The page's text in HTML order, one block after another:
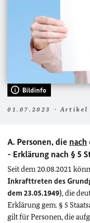
Bildinfo
01.07.2023 - Artikel
A. Personen, die nach
- Erklärung nach § 5
Seit dem 20.08.2021
Inkrafttreten des
dem 23.05.1949), die
Erklärung gem. § 5
gilt für Personen, die